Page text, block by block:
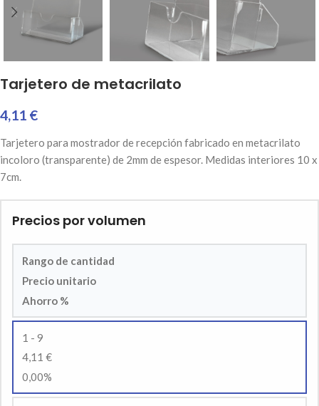
Tarjetero de metacrilato
4,11 €
Tarjetero para mostrador de recepción fabricado en metacrilato
incoloro (transparente) de 2mm de espesor. Medidas interiores 10 x
7cm.
Precios por volumen
Rango de cantidad
Precio unitario
Ahorro %
1 - 9
4,11 €
0,00%